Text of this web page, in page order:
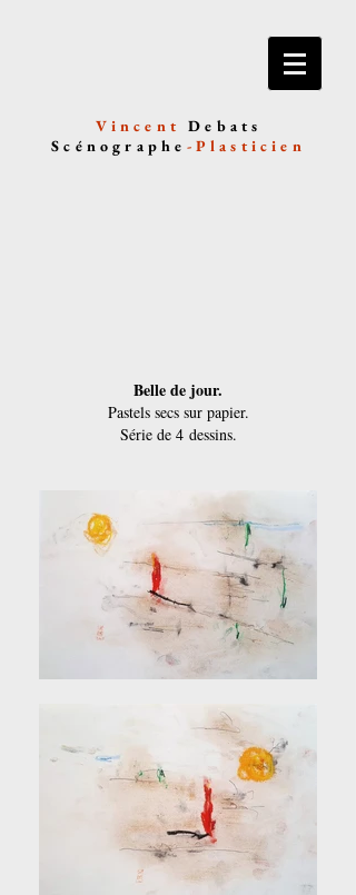
VincentDebats
Scénographe - Plasticien
Belle de jour.
Pastels secs sur papier.
Série de 4 dessins.